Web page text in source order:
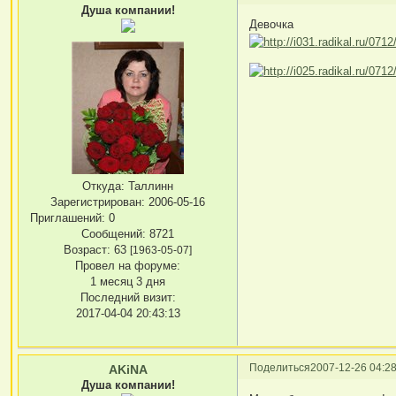
Душа компании!
Откуда: Таллинн
Зарегистрирован: 2006-05-16
Приглашений: 0
Сообщений: 8721
Возраст: 63[1963-05-07]
Провел на форуме:
1 месяц 3 дня
Последний визит:
2017-04-04 20:43:13
Девочка
Поделиться2007-12-26
AKiNA
Душа компании!